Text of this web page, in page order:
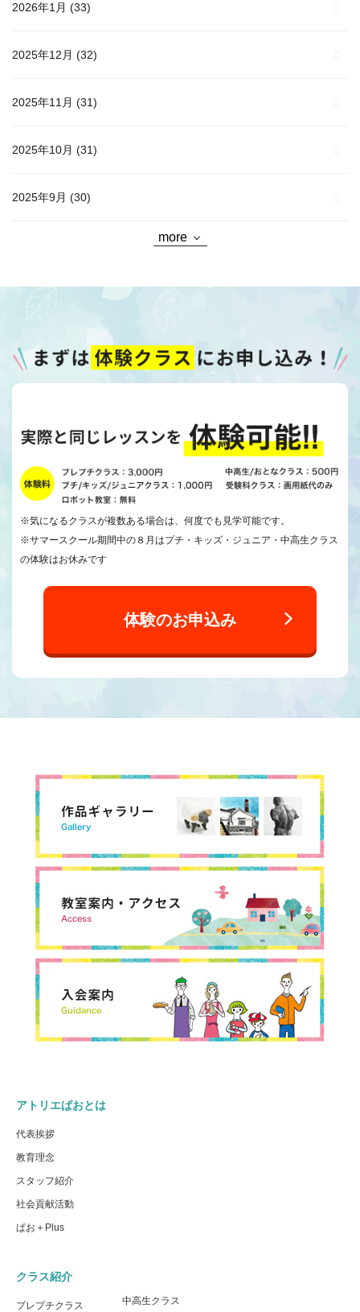
2026年1月 (33)
2025年12月 (32)
2025年11月 (31)
2025年10月 (31)
2025年9月 (30)
more
※気になるクラスが複数ある場合は、何度でも見学可能です。
※サマースクール期間中の８月はプチ・キッズ・ジュニア・中高生クラス
の体験はお休みです
体験のお申込み
アトリエぱおとは
代表挨拶
教育理念
スタッフ紹介
社会貢献活動
ぱお＋Plus
クラス紹介
プレプチクラス 中高生クラス